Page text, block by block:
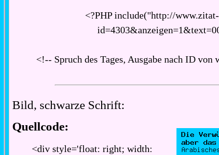
<?PHP include("http://
<!-- Spruch des Tages, Ausgabe nach ID
Bild, schwarze Schrift:
Quellcode:
<div style='float: right; width: